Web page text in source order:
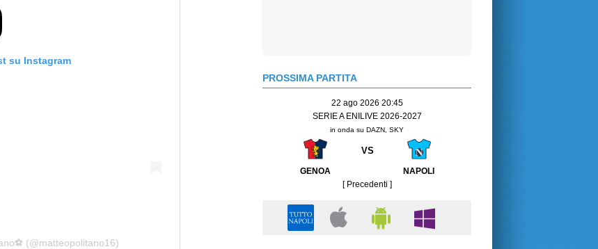
su Instagram
(@matteopolitano16)
PROSSIMA PARTITA
22 ago 2026 20:45
SERIE A ENILIVE 2026-2027
in onda su DAZN, SKY
VS
GENOA
NAPOLI
[ Precedenti ]